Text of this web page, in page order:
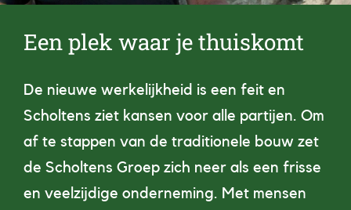
Een plek waar je thuiskomt
De nieuwe werkelijkheid is een feit en
Scholtens ziet kansen voor alle partijen. Om
af te stappen van de traditionele bouw zet
de Scholtens Groep zich neer als een frisse
en veelzijdige onderneming. Met mensen